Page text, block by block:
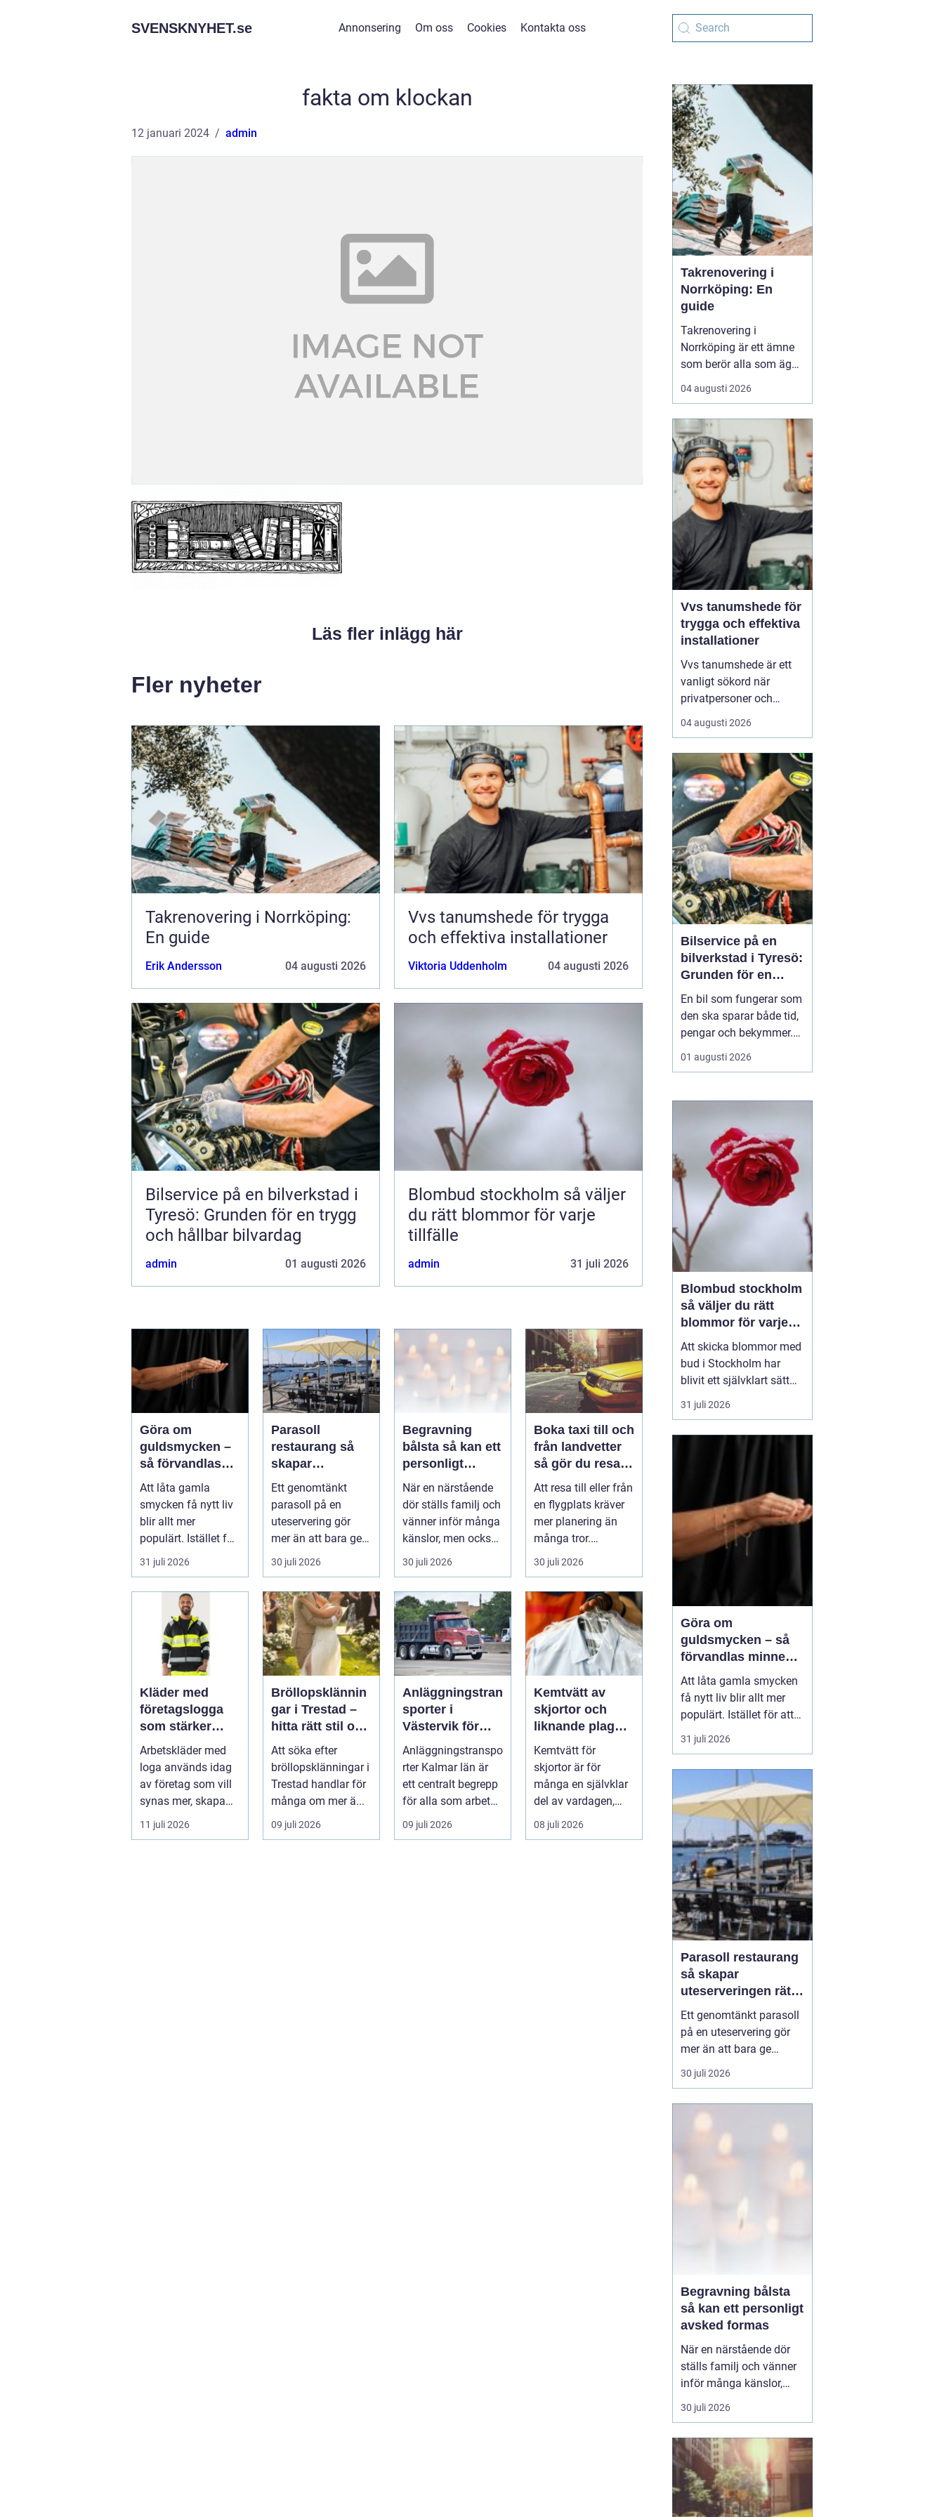
SVENSKNYHET.se Annonsering Om oss Cookies Kontakta oss
fakta om klockan
12 januari 2024 admin
Läs fler inlägg här
Fler nyheter
Takrenovering i Norrköping:
En guide
Erik Andersson 04 augusti 2026
Vvs tanumshede för trygga
och effektiva installationer
Viktoria Uddenholm 04 augusti 2026
Bilservice på en bilverkstad i
Tyresö: Grunden för en trygg
och hållbar bilvardag
admin 01 augusti 2026
Blombud stockholm så väljer
du rätt blommor för varje
tillfälle
admin 31 juli 2026
Göra om
guldsmycken –
så förvandlas
minnen till nya
favoriter
Att låta gamla
smycken få nytt liv
blir allt mer
populärt. Istället för
a...
31 juli 2026
Parasoll
restaurang så
skapar
uteserveringen
rätt känsla året
runt
Ett genomtänkt
parasoll på en
uteservering gör
mer än att bara ge
skugga. Det
påverkar hur länge
gäs...
30 juli 2026
Begravning
bålsta så kan ett
personligt
avsked formas
När en närstående
dör ställs familj och
vänner inför många
känslor, men också
praktiska beslut. En
b...
30 juli 2026
Boka taxi till och
från landvetter
så gör du resan
trygg och
smidig
Att resa till eller från
en flygplats kräver
mer planering än
många tror.
Flygtider, packning,
säker...
30 juli 2026
Kläder med
företagslogga
som stärker
varumärket
varje dag
Arbetskläder med
loga används idag
av företag som vill
synas mer, skapa
stolthet inte...
11 juli 2026
Bröllopsklännin
gar i Trestad –
hitta rätt stil och
passform inför
den stora dagen
Att söka efter
bröllopsklänningar i
Trestad handlar för
många om mer ä...
09 juli 2026
Anläggningstran
sporter i
Västervik för
effektiva
byggprojekt
Anläggningstranspo
rter Kalmar län är
ett centralt begrepp
för alla som arbetar
m...
09 juli 2026
Kemtvätt av
skjortor och
liknande plagg:
Så fungerar
professionell
klädvård i
praktiken
Kemtvätt för
skjortor är för
många en självklar
del av vardagen,
men ...
08 juli 2026
Takrenovering i
Norrköping: En
guide
Takrenovering i
Norrköping är ett ämne
som berör alla som äger
hus, radhus eller
flerfamiljshus i området.
viktigaste skydd mot
regn, snö och fukt, och
en i tid genomförd
renovering kan sp...
04 augusti 2026
Vvs tanumshede för
trygga och effektiva
installationer
Vvs tanumshede är ett
vanligt sökord när
privatpersoner och
företag behöver hjälp
med värme, vatten och
Många undrar vad som
skiljer en seriös vvs
partner från en tillfällig
lösning, hur en
installation bör gå till
och vilka...
04 augusti 2026
Bilservice på en
bilverkstad i Tyresö:
Grunden för en
trygg och hållbar
bilvardag
En bil som fungerar som
den ska sparar både tid,
pengar och bekymmer.
För många förare blir
servicefrågan ändå
tills en varningslampa
känns fel. Ge...
01 augusti 2026
Blombud stockholm
så väljer du rätt
blommor för varje
tillfälle
Att skicka blommor med
bud i Stockholm har
blivit ett självklart sätt
att visa omtanke, fira
stora händelser eller
svårt att formulera i ord.
sekunder, oavsett om
mottagaren befinner sig
på konto...
31 juli 2026
Göra om
guldsmycken – så
förvandlas minnen
till nya favoriter
Att låta gamla smycken
få nytt liv blir allt mer
populärt. Istället för att
låta arvegods ligga i en
låda kan de formas om
passar stilen i dag och
bär med sig historien.
N&au...
31 juli 2026
Parasoll restaurang
så skapar
uteserveringen rätt
känsla året runt
Ett genomtänkt parasoll
på en uteservering gör
mer än att bara ge
skugga. Det påverkar hur
länge gästerna stannar,
och om de väljer att
komma tillbaka. När
kraven på komfort,
30 juli 2026
Begravning bålsta
så kan ett personligt
avsked formas
När en närstående dör
ställs familj och vänner
inför många känslor,
men också praktiska
beslut.
ceremoni i någon av
Håbo församlings kyrkor
eller ka...
30 juli 2026